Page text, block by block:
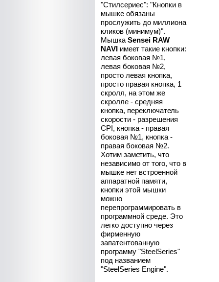
"Стилсериес": "Кнопки в
мышке обязаны
прослужить до миллиона
кликов (минимум)".
Мышка Sensei RAW
NAVI имеет такие кнопки:
левая боковая №1,
левая боковая №2,
просто левая кнопка,
просто правая кнопка, 1
скролл, на этом же
скролле - средняя
кнопка, переключатель
скорости - разрешения
CPI, кнопка - правая
боковая №1, кнопка -
правая боковая №2.
Хотим заметить, что
независимо от того, что в
мышке нет встроенной
аппаратной памяти,
кнопки этой мышки
можно
перепрограммировать в
программной среде. Это
легко доступно через
фирменную
запатентованную
программу "SteelSeries"
под названием
"SteelSeries Engine".